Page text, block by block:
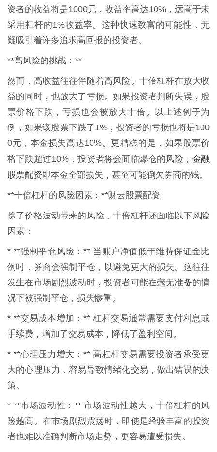
资者的收益将是1000元，收益率高达10%，远高于未
采用杠杆的1%收益率。这种快速致富的可能性，无
疑吸引着许多追求高回报的投资者。
**高风险的挑战：**
然而，高收益往往伴随着高风险。十倍杠杆在放大收
益的同时，也放大了亏损。如果投资者判断失误，股
票价格下跌，亏损也会被放大十倍。以上述例子为
例，如果该股票下跌了1%，投资者的亏损也将是100
0元，本金损失高达10%。更糟糕的是，如果股票价
格下跌超过10%，投资者将会面临爆仓的风险， 金融
股票配资即本金全部损失，甚至可能倒欠券商的钱。
**十倍杠杆的风险因素：**财云股票配资
除了价格波动带来的风险，十倍杠杆还面临以下风险
因素：
* **强制平仓风险：** 当账户净值低于维持保证金比
例时，券商会强制平仓，以避免更大的损失。这往往
发生在市场剧烈波动时，投资者可能在毫无准备的情
况下被强制平仓，损失惨重。
* **交易成本增加：** 杠杆交易通常需要支付利息或
手续费，增加了交易成本，降低了盈利空间。
* **心理压力增大：** 高杠杆交易需要投资者承受更
大的心理压力，容易导致情绪化交易，做出错误的决
策。
* **市场波动性：** 市场波动性越大，十倍杠杆的风
险越高。在市场剧烈震荡时，即使是经验丰富的投资
者也难以准确判断市场走势，更容易遭受损失。